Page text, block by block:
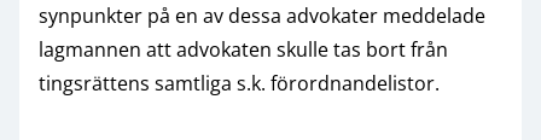
synpunkter på en av dessa advokater meddelade
lagmannen att advokaten skulle tas bort från
tingsrättens samtliga s.k. förordnandelistor.